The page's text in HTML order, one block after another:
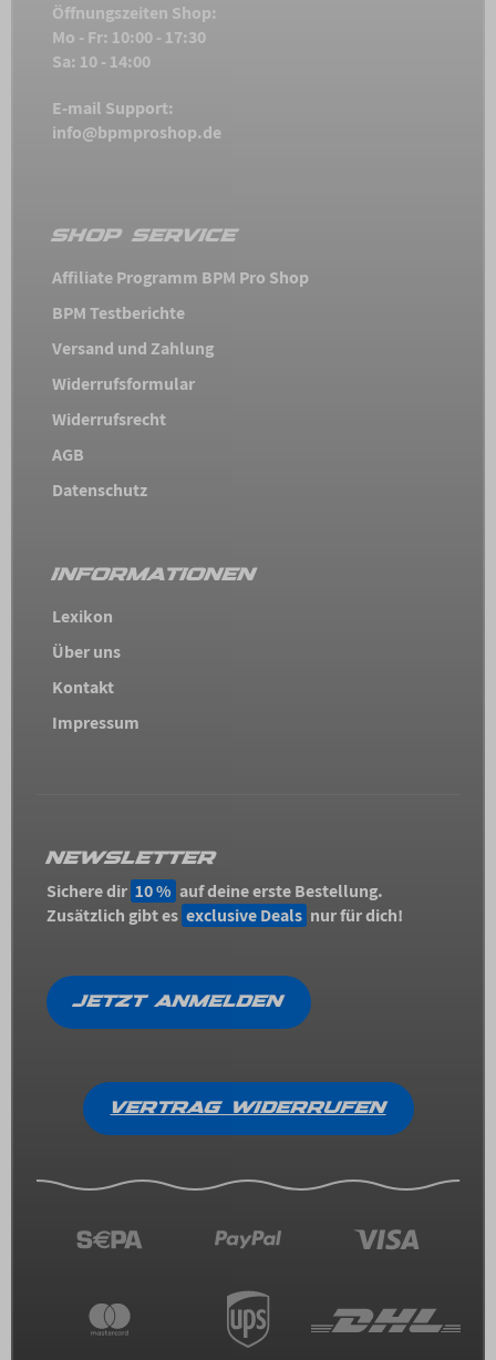
Öffnungszeiten Shop:
Mo - Fr: 10:00 - 17:30
Sa: 10 - 14:00
E-mail Support:
info@bpmproshop.de
SHOP SERVICE
Affiliate Programm BPM Pro Shop
BPM Testberichte
Versand und Zahlung
Widerrufsformular
Widerrufsrecht
AGB
Datenschutz
INFORMATIONEN
Lexikon
Über uns
Kontakt
Impressum
NEWSLETTER
Sichere dir 10 % auf deine erste Bestellung.
Zusätzlich gibt es exclusive Deals nur für dich!
JETZT ANMELDEN
VERTRAG WIDERRUFEN